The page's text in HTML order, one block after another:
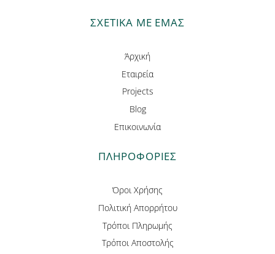
ΣΧΕΤΙΚΑ ΜΕ ΕΜΑΣ
Άρχική
Εταιρεία
Projects
Blog
Επικοινωνία
ΠΛΗΡΟΦΟΡΊΕΣ
Όροι Χρήσης
Πολιτική Απορρήτου
Τρόποι Πληρωμής
Τρόποι Αποστολής